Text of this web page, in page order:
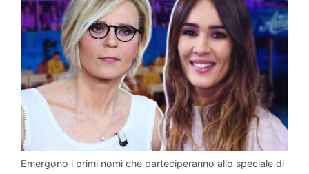
Emergono i primi nomi che parteciperanno allo speciale di